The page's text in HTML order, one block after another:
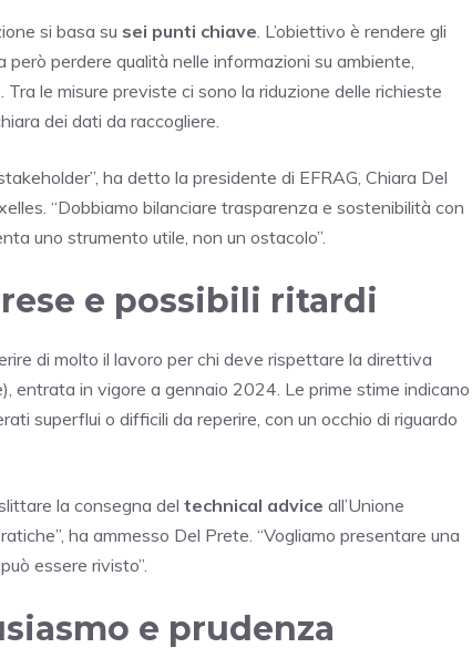
si basa su sei punti chiave . L’obiettivo è rendere gli
però perdere qualità nelle informazioni su ambiente,
le misure previste ci sono la riduzione delle richieste
dei dati da raccogliere.
ha detto la presidente di EFRAG, Chiara Del
“Dobbiamo bilanciare trasparenza e sostenibilità con
uno strumento utile, non un ostacolo”.
e possibili ritardi
di molto il lavoro per chi deve rispettare la direttiva
entrata in vigore a gennaio 2024. Le prime stime indicano
superflui o difficili da reperire, con un occhio di riguardo
la consegna del technical advice all’Unione
ha ammesso Del Prete. “Vogliamo presentare una
essere rivisto”.
e prudenza